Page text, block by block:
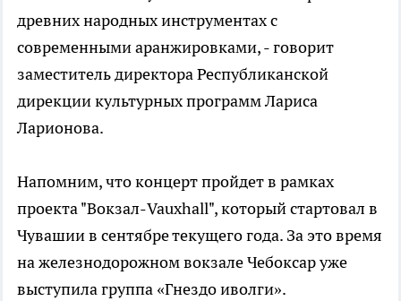
древних народных инструментах с
современными аранжировками, - говорит
заместитель директора Республиканской
дирекции культурных программ Лариса
Ларионова.
Напомним, что концерт пройдет в рамках
проекта "Вокзал-Vauxhall", который стартовал в
Чувашии в сентябре текущего года. За это время
на железнодорожном вокзале Чебоксар уже
выступила группа «Гнездо иволги».